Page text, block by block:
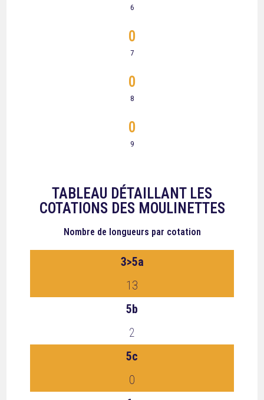
6
7
0
8
0
9
0
TABLEAU DÉTAILLANT LES
COTATIONS DES MOULINETTES
Nombre de longueurs par cotation
3>5a
13
5b
2
5c
0